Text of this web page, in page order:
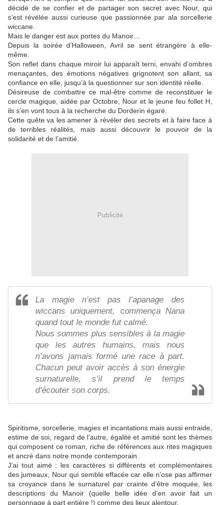
décidé de se confier et de partager son secret avec Nour, qui
s’est révélée aussi curieuse que passionnée par ala sorcellerie
wiccane.
Mais le danger est aux portes du Manoir…
Depuis la soirée d’Halloween, Avril se sent étrangère à elle-
même.
Son reflet dans chaque miroir lui apparaît terni, envahi d’ombres
menaçantes, des émotions négatives grignotent son allant, sa
confiance en elle, jusqu’à la questionner sur son identité réelle.
Désireuse de combattre ce mal-être comme de reconstituer le
cercle magique, aidée par Octobre, Nour et le jeune feu follet H,
ils s’en vont tous à la recherche du Dorderin égaré.
Cette quête va les amener à révéler des secrets et à faire face à
de terribles réalités, mais aussi découvrir le pouvoir de la
solidarité et de l’amitié.
Publicité
La magie n’est pas l’apanage des
wiccans uniquement, commença Nana
quand tout le monde fut calmé.
Nous sommes plus sensibles à la magie
que les autres humains, mais nous
n’avons jamais formé une race à part.
Chacun peut avoir accès à son énergie
surnaturelle, s’il prend le temps
d’écouter son corps.
Spiritisme, sorcellerie, magies et incantations mais aussi entraide,
estime de soi, regard de l’autre, égalité et amitié sont les thèmes
qui composent ce roman, riche de références aux rites magiques
et ancré dans notre monde contemporain.
J’ai tout aimé : les caractères si différents et complémentaires
des jumeaux, Nour qui semble effacée car elle n’ose pas affirmer
sa croyance dans le surnaturel par crainte d’être moquée, les
descriptions du Manoir (quelle belle idée d’en avoir fait un
personnage à part entière !) comme des lieux alentour.